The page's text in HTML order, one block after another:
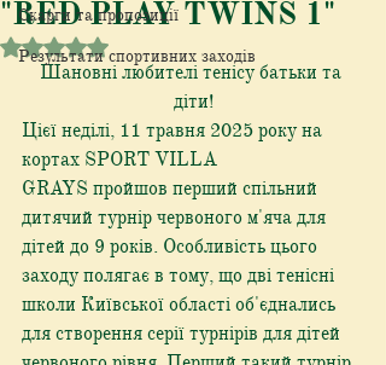
Скарги та пропозиції
Результати спортивних заходів
"RED PLAY TWINS 1"
Оцінка: NaN з 5 зірок.
Шановні любителі тенісу батьки та
діти!
Цієї неділі, 11 травня 2025 року на
кортах SPORT VILLA
GRAYS пройшов перший спільний
дитячий турнір червоного м'яча для
дітей до 9 років. Особливість цього
заходу полягає в тому, що дві тенісні
школи Київської області об'єднались
для створення серії турнірів для дітей